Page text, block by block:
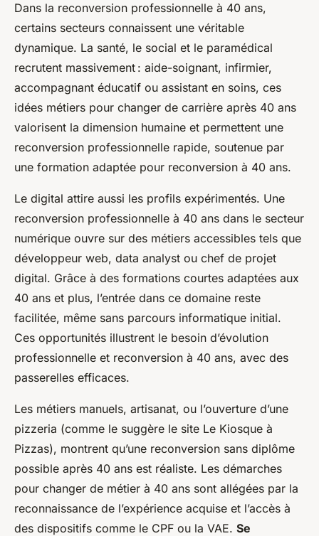
Dans la reconversion professionnelle à 40 ans,
certains secteurs connaissent une véritable
dynamique. La santé, le social et le paramédical
recrutent massivement : aide-soignant, infirmier,
accompagnant éducatif ou assistant en soins, ces
idées métiers pour changer de carrière après 40 ans
valorisent la dimension humaine et permettent une
reconversion professionnelle rapide, soutenue par
une formation adaptée pour reconversion à 40 ans.
Le digital attire aussi les profils expérimentés. Une
reconversion professionnelle à 40 ans dans le secteur
numérique ouvre sur des métiers accessibles tels que
développeur web, data analyst ou chef de projet
digital. Grâce à des formations courtes adaptées aux
40 ans et plus, l’entrée dans ce domaine reste
facilitée, même sans parcours informatique initial.
Ces opportunités illustrent le besoin d’évolution
professionnelle et reconversion à 40 ans, avec des
passerelles efficaces.
Les métiers manuels, artisanat, ou l’ouverture d’une
pizzeria (comme le suggère le site Le Kiosque à
Pizzas), montrent qu’une reconversion sans diplôme
possible après 40 ans est réaliste. Les démarches
pour changer de métier à 40 ans sont allégées par la
reconnaissance de l’expérience acquise et l’accès à
des dispositifs comme le CPF ou la VAE. Se